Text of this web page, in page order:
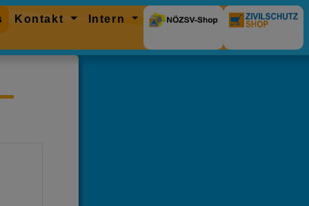
Kontakt Intern